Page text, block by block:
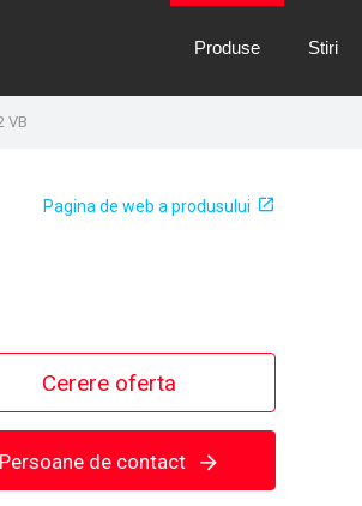
Produse Stiri
VB
Pagina de web a produsului
Cerere oferta
Persoane de contact